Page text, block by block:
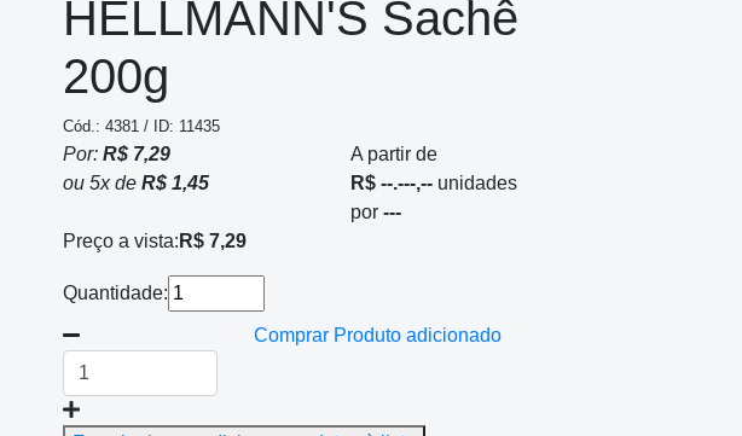
HELLMANN'S Sachê
200g
Cód.: 4381 / ID: 11435
Por: R$ 7,29
ou 5xde R$ 1,45
Preço a vista: R$ 7,29
A partir de
R$ --.---,--unidades
por ---
Quantidade:
Comprar Produto adicionado